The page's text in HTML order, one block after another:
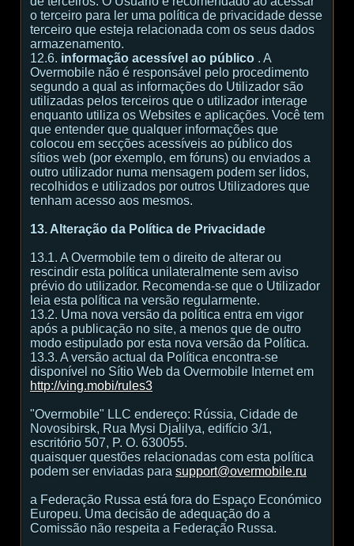
o terceiro para ler uma política de privacidade desse
terceiro que esteja relacionada com os seus dados
armazenamento.
12.6. informação acessível ao público . A
Overmobile não é responsável pelo procedimento
segundo a qual as informações do Utilizador são
utilizadas pelos terceiros que o utilizador interage
enquanto utiliza os Websites e aplicações. Você tem
que entender que qualquer informações que
colocou em secções acessíveis ao público dos
sítios web (por exemplo, em fóruns) ou enviados a
outro utilizador numa mensagem podem ser lidos,
recolhidos e utilizados por outros Utilizadores que
tenham acesso aos mesmos.
13. Alteração da Política de Privacidade
13.1. A Overmobile tem o direito de alterar ou
rescindir esta política unilateralmente sem aviso
prévio do utilizador. Recomenda-se que o Utilizador
leia esta política na versão regularmente.
13.2. Uma nova versão da política entra em vigor
após a publicação no site, a menos que de outro
modo estipulado por esta nova versão da Política.
13.3. A versão actual da Política encontra-se
disponível no Sítio Web da Overmobile Internet em
http://ving.mobi/rules3
"Overmobile" LLC endereço: Rússia, Cidade de
Novosibirsk, Rua Mysi Djalilya, edifício 3/1,
escritório 507, P. O. 630055.
quaisquer questões relacionadas com esta política
podem ser enviadas para support@overmobile.ru
a Federação Russa está fora do Espaço Económico
Europeu. Uma decisão de adequação do a
Comissão não respeita a Federação Russa.